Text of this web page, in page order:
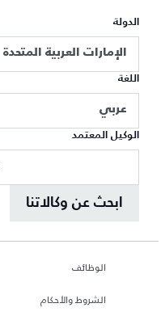
الدولة
الإمارات العربية المتحدة
اللغة
عربي
الوكيل المعتمد
ابحث عن وكالاتنا
الوظائف
الشروط والأحكام